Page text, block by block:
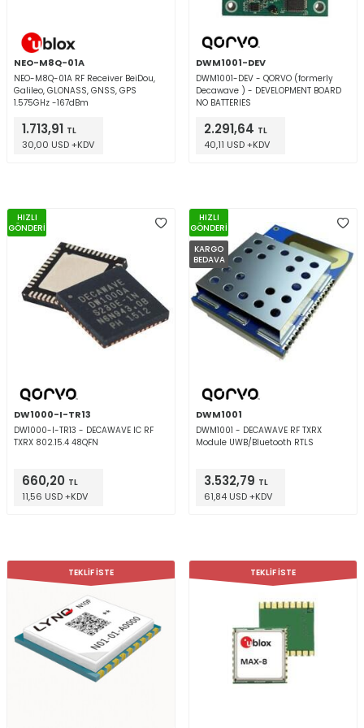
NEO-M8Q-01A
NEO-M8Q-01A RF Receiver BeiDou,
Galileo, GLONASS, GNSS, GPS
1.575GHz -167dBm
1.713,91 TL
30,00 USD +KDV
DWM1001-DEV
DWM1001-DEV - QORVO (formerly
Decawave ) - DEVELOPMENT BOARD
NO BATTERIES
2.291,64 TL
40,11 USD +KDV
HIZLI
GÖNDERİ
DW1000-I-TR13
DW1000-I-TR13 - DECAWAVE IC RF
TXRX 802.15.4 48QFN
660,20 TL
11,56 USD +KDV
HIZLI
GÖNDERİ
KARGO
BEDAVA
DWM1001
DWM1001 - DECAWAVE RF TXRX
Module UWB/Bluetooth RTLS
3.532,79 TL
61,84 USD +KDV
TEKLİF İSTE TEKLİF İSTE